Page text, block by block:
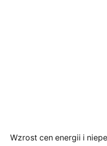
Wzrost cen energii i